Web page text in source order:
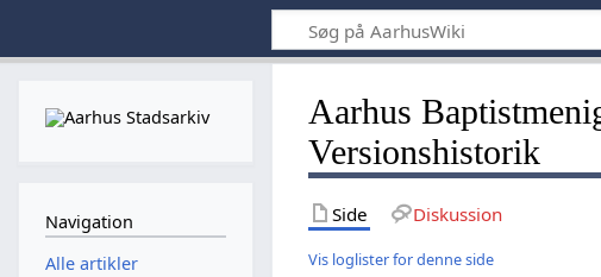
Aarhus
Versionshistorik
Side Diskussion
Vis loglister for denne side
Navigation
Alle artikler